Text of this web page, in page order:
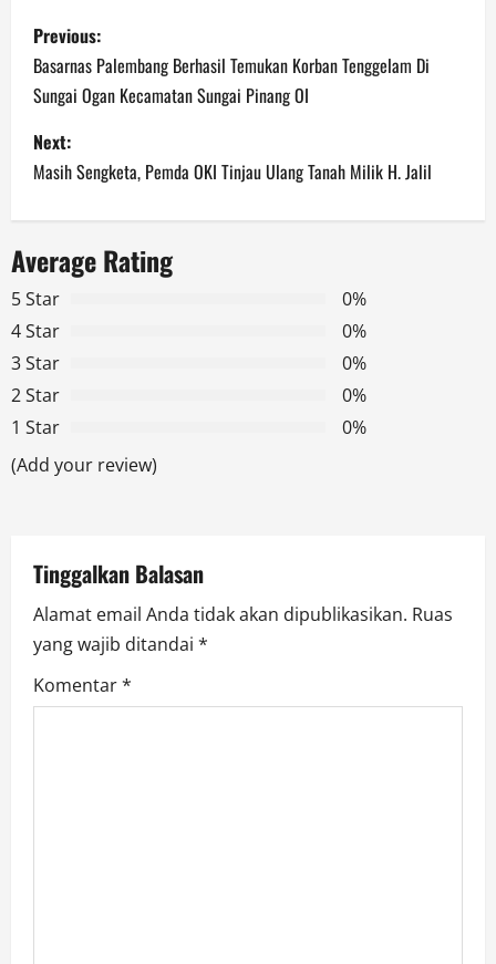
P
o
s
t
n
a
v
i
g
a
o
n
Previous:
Basarnas Palembang Berhasil Temukan Korban Tenggelam Di
Sungai Ogan Kecamatan Sungai Pinang OI
Next:
Masih Sengketa, Pemda OKI Tinjau Ulang Tanah Milik H. Jalil
Average Rating
5 Star
0%
4 Star
0%
3 Star
0%
2 Star
0%
1 Star
0%
(Add your review)
Tinggalkan Balasan
Alamat email Anda tidak akan dipublikasikan. Ruas
yang wajib ditandai *
Komentar*